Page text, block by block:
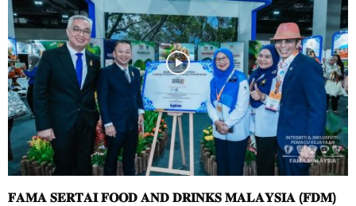
𝐅𝐀𝐌𝐀 𝐒𝐄𝐑𝐓𝐀𝐈 𝐅𝐎𝐎𝐃 𝐀𝐍𝐃 𝐃𝐑𝐈𝐍𝐊𝐒 𝐌𝐀𝐋𝐀𝐘𝐒𝐈𝐀 (𝐅𝐃𝐌)